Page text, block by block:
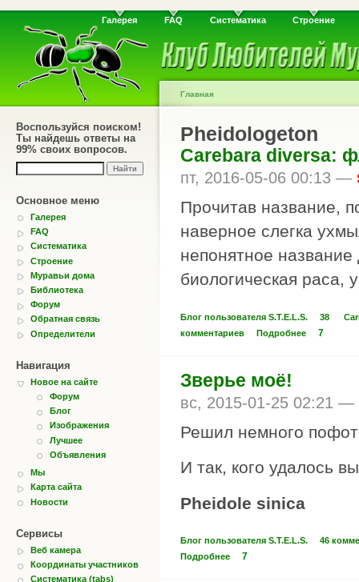
Галерея FAQ Систематика Строение
Воспользуйся поиском!
Ты найдешь ответы на
99% своих вопросов.
Основное меню
Галерея
FAQ
Систематика
Строение
Муравьи дома
Библиотека
Форум
Обратная связь
Определители
Навигация
Новое на сайте
Форум
Блог
Изображения
Лучшее
Объявления
Мы
Карта сайта
Новости
Сервисы
Веб камера
Координаты участников
Систематика (tabs)
Главная
Pheidologeton
Carebara diversa:
пт, 2016-05-06 00:13 —
Прочитав название,
наверное слегка
непонятное
биологическая раса,
Блог пользователя S.T.E.L.S.
38
комментариев
Подробнее 7
Зверье моё!
вс, 2015-01-25 02:21 —
Решил немного
И так, кого удалось
Pheidole sinica
Блог пользователя S.T.E.L.S.
46
Подробнее
7